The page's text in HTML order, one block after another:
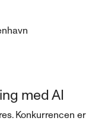
med AI
Konkurrencen er